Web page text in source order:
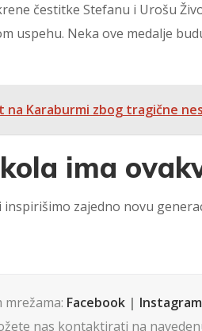
čestitke Stefanu i Urošu
uspehu. Neka ove medalje
na Karaburmi zbog tragične
ima
zajedno novu
Facebook| Instagram
nas kontaktirati na